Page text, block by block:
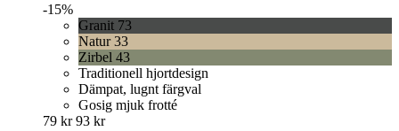
-15%
Granit 73
Natur 33
Zirbel 43
Traditionell hjortdesign
Dämpat, lugnt färgval
Gosig mjuk frotté
79 kr 93 kr